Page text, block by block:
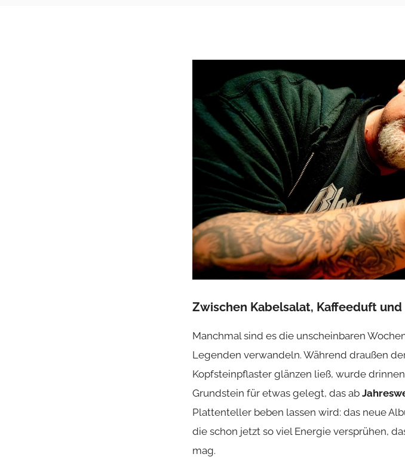
Zwischen Kabelsalat, Kaffeeduft
Manchmal sind es die unscheinbaren
Legenden verwandeln. Während draußen
Kopfsteinpflaster glänzen ließ, wurde
Grundstein für etwas gelegt, das ab
Plattenteller beben lassen wird: das neue
die schon jetzt so viel Energie versprühen,
mag.